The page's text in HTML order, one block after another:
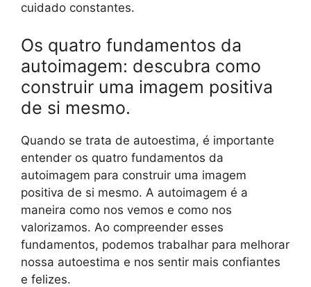
cuidado constantes.
Os quatro fundamentos da
autoimagem: descubra como
construir uma imagem positiva
de si mesmo.
Quando se trata de autoestima, é importante
entender os quatro fundamentos da
autoimagem para construir uma imagem
positiva de si mesmo. A autoimagem é a
maneira como nos vemos e como nos
valorizamos. Ao compreender esses
fundamentos, podemos trabalhar para melhorar
nossa autoestima e nos sentir mais confiantes
e felizes.